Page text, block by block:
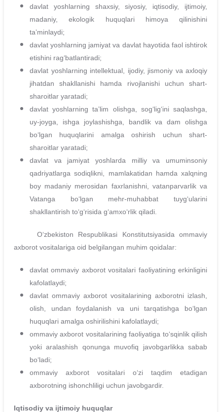
davlat yoshlarning shaxsiy, siyosiy, iqtisodiy, ijtimoiy,
madaniy, ekologik huquqlari himoya qilinishini
taʼminlaydi;
davlat yoshlarning jamiyat va davlat hayotida faol ishtirok
etishini ragʻbatlantiradi;
davlat yoshlarning intellektual, ijodiy, jismoniy va axloqiy
jihatdan shakllanishi hamda rivojlanishi uchun shart-
sharoitlar yaratadi;
davlat yoshlarning taʼlim olishga, sogʻligʻini saqlashga,
uy-joyga, ishga joylashishga, bandlik va dam olishga
boʻlgan huquqlarini amalga oshirish uchun shart-
sharoitlar yaratadi;
davlat va jamiyat yoshlarda milliy va umuminsoniy
qadriyatlarga sodiqlikni, mamlakatidan hamda xalqning
boy madaniy merosidan faxrlanishni, vatanparvarlik va
Vatanga boʻlgan mehr-muhabbat tuygʻularini
shakllantirish toʻgʻrisida gʻamxoʻrlik qiladi.
Oʻzbekiston Respublikasi Konstitutsiyasida ommaviy
axborot vositalariga oid belgilangan muhim qoidalar:
davlat ommaviy axborot vositalari faoliyatining erkinligini
kafolatlaydi;
davlat ommaviy axborot vositalarining axborotni izlash,
olish, undan foydalanish va uni tarqatishga boʻlgan
huquqlari amalga oshirilishini kafolatlaydi;
ommaviy axborot vositalarining faoliyatiga toʻsqinlik qilish
yoki aralashish qonunga muvofiq javobgarlikka sabab
boʻladi;
ommaviy axborot vositalari oʻzi taqdim etadigan
axborotning ishonchliligi uchun javobgardir.
Iqtisodiy va ijtimoiy huquqlar